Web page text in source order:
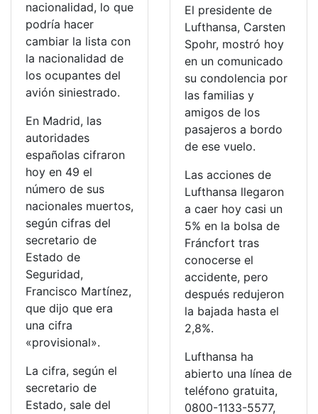
nacionalidad, lo que
podría hacer
cambiar la lista con
la nacionalidad de
los ocupantes del
avión siniestrado.
En Madrid, las
autoridades
españolas cifraron
hoy en 49 el
número de sus
nacionales muertos,
según cifras del
secretario de
Estado de
Seguridad,
Francisco Martínez,
que dijo que era
una cifra
«provisional».
La cifra, según el
secretario de
Estado, sale del
El presidente de
Lufthansa, Carsten
Spohr, mostró hoy
en un comunicado
su condolencia por
las familias y
amigos de los
pasajeros a bordo
de ese vuelo.
Las acciones de
Lufthansa llegaron
a caer hoy casi un
5% en la bolsa de
Fráncfort tras
conocerse el
accidente, pero
después redujeron
la bajada hasta el
2,8%.
Lufthansa ha
abierto una línea de
teléfono gratuita,
0800-1133-5577,